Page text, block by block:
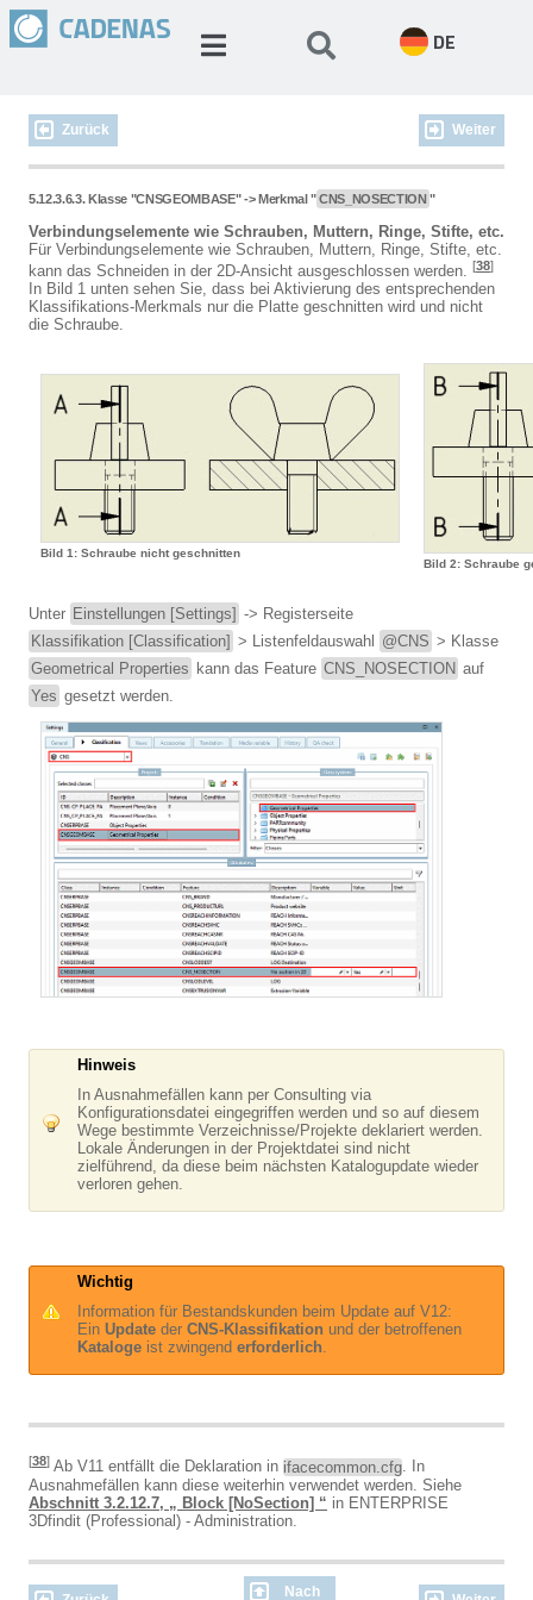
DE
Zurück Weiter
5.12.3.6.3. Klasse "CNSGEOMBASE" -> Merkmal "CNS_NOSECTION"
Verbindungselemente wie Schrauben, Muttern, Ringe, Stifte, etc.
Für Verbindungselemente wie Schrauben, Muttern, Ringe, Stifte, etc.
kann das Schneiden in der 2D-Ansicht ausgeschlossen werden. [38]
In Bild 1 unten sehen Sie, dass bei Aktivierung des entsprechenden
Klassifikations-Merkmals nur die Platte geschnitten wird und nicht
die Schraube.
Bild 1: Schraube nicht geschnitten
Bild 2: Schraube
Unter Einstellungen [Settings] -> Registerseite
Klassifikation [Classification] > Listenfeldauswahl @CNS > Klasse
Geometrical Properties kann das Feature CNS_NOSECTION auf
Yes gesetzt werden.
Hinweis
In Ausnahmefällen kann per Consulting via
Konfigurationsdatei eingegriffen werden und so auf diesem
Wege bestimmte Verzeichnisse/Projekte deklariert werden.
Lokale Änderungen in der Projektdatei sind nicht
zielführend, da diese beim nächsten Katalogupdate wieder
verloren gehen.
Wichtig
Information für Bestandskunden beim Update auf V12:
Ein Update der CNS-Klassifikation und der betroffenen
Kataloge ist zwingend erforderlich.
[38] Ab V11 entfällt die Deklaration in ifacecommon.cfg. In
Ausnahmefällen kann diese weiterhin verwendet werden. Siehe
Abschnitt 3.2.12.7, „ Block [NoSection] “ in ENTERPRISE
3Dfindit (Professional) - Administration.
Nach